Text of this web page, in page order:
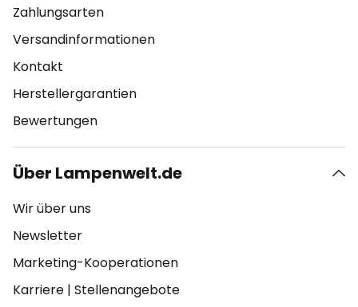
Zahlungsarten
Versandinformationen
Kontakt
Herstellergarantien
Bewertungen
Über Lampenwelt.de
Wir über uns
Newsletter
Marketing-Kooperationen
Karriere | Stellenangebote